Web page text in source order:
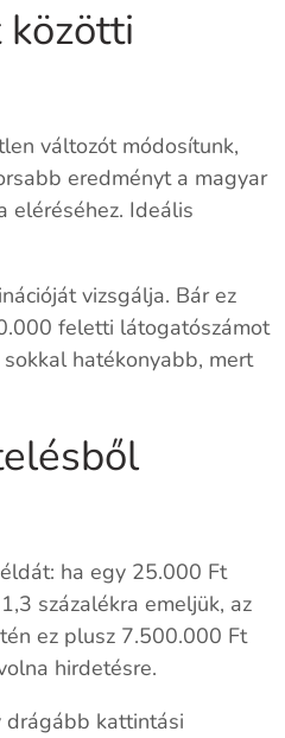
változót módosítunk,
eredményt a magyar
eléréséhez. Ideális
vizsgálja. Bár ez
feletti látogatószámot
hatékonyabb, mert
ha egy 25.000 Ft
százalékra emeljük, az
ez plusz 7.500.000 Ft
hirdetésre.
drágább kattintási